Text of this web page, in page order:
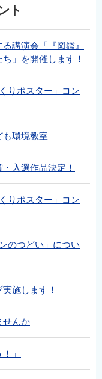
ト
講演会「『図鑑』
」を開催します！
りポスター」コン
も環境教室
入選作品決定！
りポスター」コン
のつどい」につい
施します！
せんか
」